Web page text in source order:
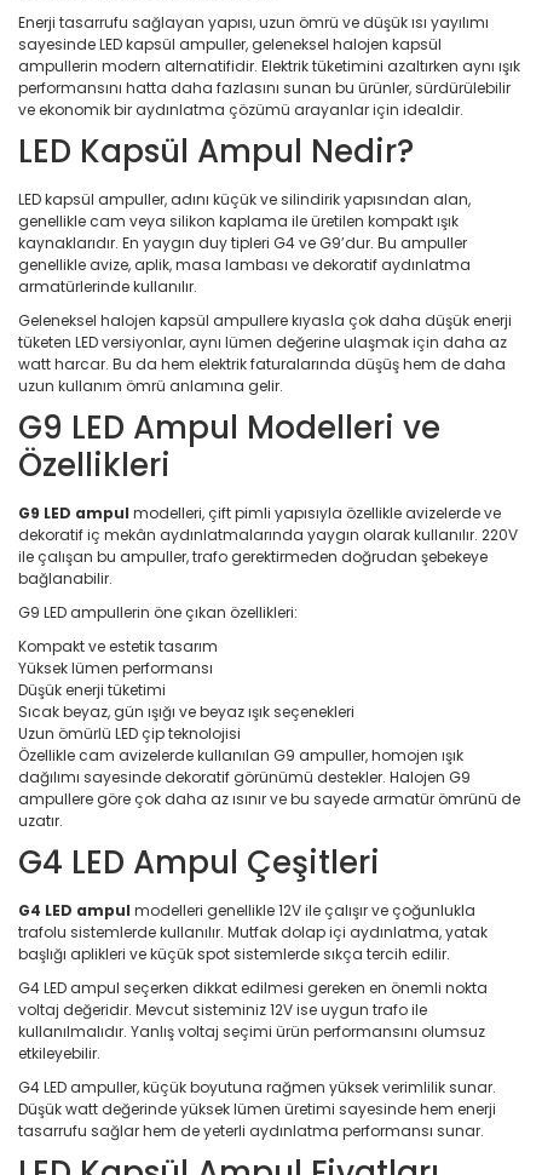
Enerji tasarrufu sağlayan yapısı, uzun ömrü ve düşük ısı yayılımı
sayesinde LED kapsül ampuller, geleneksel halojen kapsül
ampullerin modern alternatifidir. Elektrik tüketimini azaltırken aynı ışık
performansını hatta daha fazlasını sunan bu ürünler, sürdürülebilir
ve ekonomik bir aydınlatma çözümü arayanlar için idealdir.
LED Kapsül Ampul Nedir?
LED kapsül ampuller, adını küçük ve silindirik yapısından alan,
genellikle cam veya silikon kaplama ile üretilen kompakt ışık
kaynaklarıdır. En yaygın duy tipleri G4 ve G9’dur. Bu ampuller
genellikle avize, aplik, masa lambası ve dekoratif aydınlatma
armatürlerinde kullanılır.
Geleneksel halojen kapsül ampullere kıyasla çok daha düşük enerji
tüketen LED versiyonlar, aynı lümen değerine ulaşmak için daha az
watt harcar. Bu da hem elektrik faturalarında düşüş hem de daha
uzun kullanım ömrü anlamına gelir.
G9 LED Ampul Modelleri ve
Özellikleri
G9 LED ampul modelleri, çift pimli yapısıyla özellikle avizelerde ve
dekoratif iç mekân aydınlatmalarında yaygın olarak kullanılır. 220V
ile çalışan bu ampuller, trafo gerektirmeden doğrudan şebekeye
bağlanabilir.
G9 LED ampullerin öne çıkan özellikleri:
Kompakt ve estetik tasarım
Yüksek lümen performansı
Düşük enerji tüketimi
Sıcak beyaz, gün ışığı ve beyaz ışık seçenekleri
Uzun ömürlü LED çip teknolojisi
Özellikle cam avizelerde kullanılan G9 ampuller, homojen ışık
dağılımı sayesinde dekoratif görünümü destekler. Halojen G9
ampullere göre çok daha az ısınır ve bu sayede armatür ömrünü de
uzatır.
G4 LED Ampul Çeşitleri
G4 LED ampul modelleri genellikle 12V ile çalışır ve çoğunlukla
trafolu sistemlerde kullanılır. Mutfak dolap içi aydınlatma, yatak
başlığı aplikleri ve küçük spot sistemlerde sıkça tercih edilir.
G4 LED ampul seçerken dikkat edilmesi gereken en önemli nokta
voltaj değeridir. Mevcut sisteminiz 12V ise uygun trafo ile
kullanılmalıdır. Yanlış voltaj seçimi ürün performansını olumsuz
etkileyebilir.
G4 LED ampuller, küçük boyutuna rağmen yüksek verimlilik sunar.
Düşük watt değerinde yüksek lümen üretimi sayesinde hem enerji
tasarrufu sağlar hem de yeterli aydınlatma performansı sunar.